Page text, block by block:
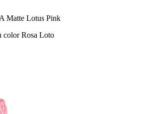
Matte Lotus Pink
color Rosa Loto